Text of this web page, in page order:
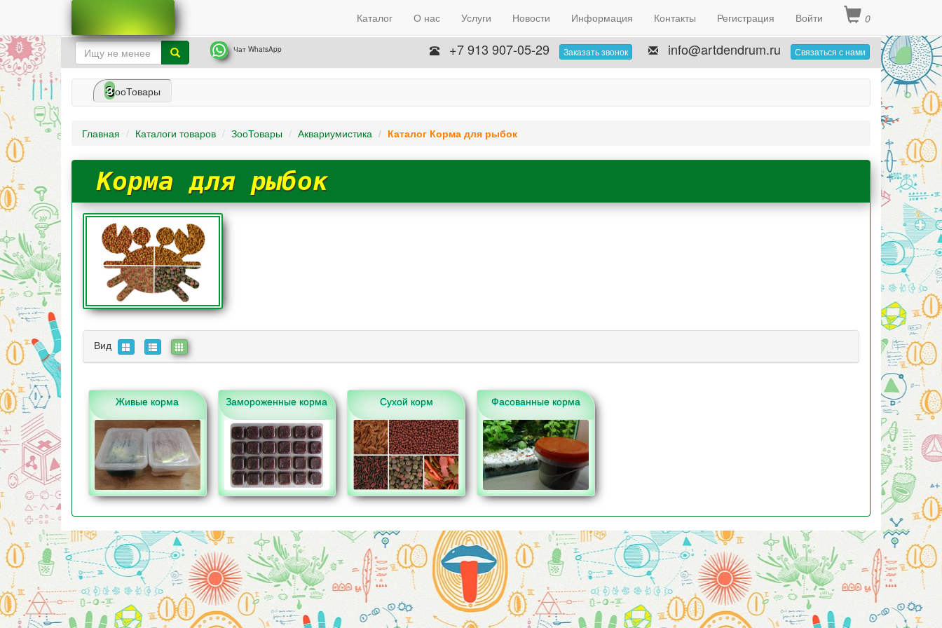
Каталог О нас Услуги Новости Информация Контакты Регистрация Войти 0
Чат WhatsApp +7 913 907-05-29 Заказать звонок info@artdendrum.ru Связаться с нами
ЗооТовары
Главная Каталоги товаров ЗооТовары Аквариумистика Каталог Корма для рыбок
Корма для рыбок
Вид
Живые корма Замороженные корма Сухой корм Фасованные корма